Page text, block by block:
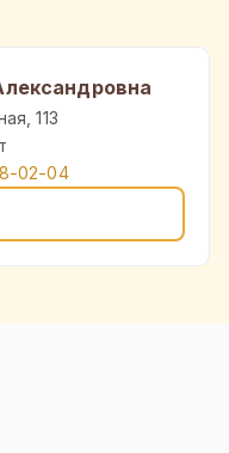
113
02-04